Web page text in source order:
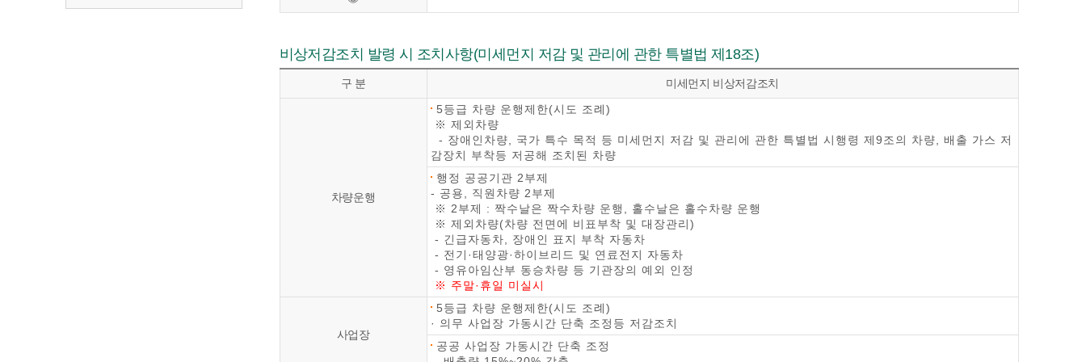
비상저감조치 발령 시 조치사항(미세먼지 저감 및 관리에 관한 특별법 제18조)
구 분 미세먼지 비상저감조치
차량운행
5등급 차량 운행제한(시도 조례)
※ 제외차량
- 장애인차량, 국가 특수 목적 등 미세먼지 저감 및 관리에 관한 특별법 시행령 제9조의 차량, 배출 가스 저
감장치 부착등 저공해 조치된 차량
행정 공공기관 2부제
- 공용, 직원차량 2부제
※ 2부제 : 짝수날은 짝수차량 운행, 홀수날은 홀수차량 운행
※ 제외차량(차량 전면에 비표부착 및 대장관리)
- 긴급자동차, 장애인 표지 부착 자동차
- 전기·태양광·하이브리드 및 연료전지 자동차
- 영유아임산부 동승차량 등 기관장의 예외 인정
※ 주말·휴일 미실시
사업장
5등급 차량 운행제한(시도 조례)
· 의무 사업장 가동시간 단축 조정등 저감조치
공공 사업장 가동시간 단축 조정